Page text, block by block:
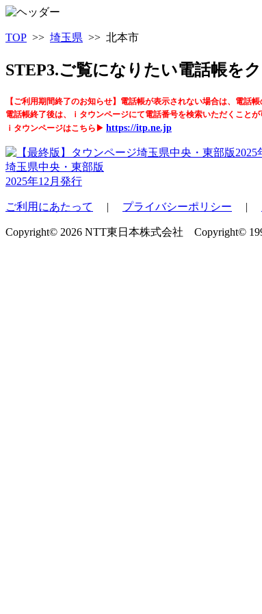
TOP >> 埼玉県 >> 北本市
STEP3.ご覧になりたい電話帳を
【ご利用期間終了のお知らせ】電話帳が表示されない場合は、電話
電話帳終了後は、ｉタウンページにて電話番号を検索いただくことが
ｉタウンページはこちら▶ https://itp.ne.jp
埼玉県中央・東部版
2025年12月発行
ご利用にあたって | プライバシーポリシー |
Copyright© 2026 NTT東日本株式会社 Copyright©